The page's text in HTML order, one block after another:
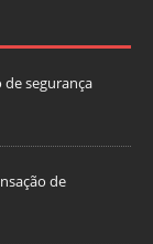
de segurança
de